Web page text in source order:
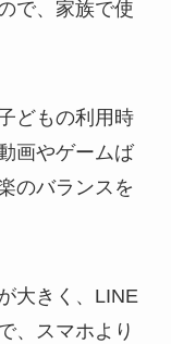
で、家族で使
どもの利用時
画やゲームば
のバランスを
大きく、LINE
、スマホより